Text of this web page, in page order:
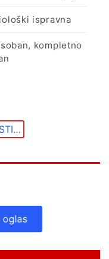
ispravna
kompletno
oglas